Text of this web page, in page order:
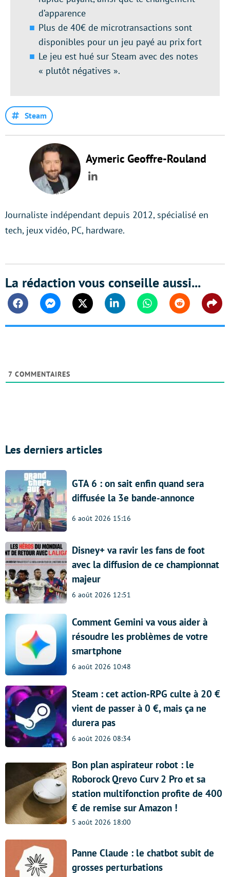
d’apparence
Plus de 40€ de microtransactions sont
disponibles pour un jeu payé au prix fort
Le jeu est hué sur Steam avec des notes
« plutôt négatives ».
Steam
Aymeric Geoffre-Rouland
LinkedIn
Journaliste indépendant depuis 2012, spécialisé en
tech, jeux vidéo, PC, hardware.
La rédaction vous conseille aussi...
FacebookMessengerTwitter Linkedin WhatsappReddit
7 COMMENTAIRES
Les derniers articles
GTA 6 : on sait enfin quand sera
diffusée la 3e bande-annonce
6 août 2026 15:16
Disney+ va ravir les fans de foot
avec la diffusion de ce championnat
majeur
6 août 2026 12:51
Comment Gemini va vous aider à
résoudre les problèmes de votre
smartphone
6 août 2026 10:48
Steam : cet action-RPG culte à 20 €
vient de passer à 0 €, mais ça ne
durera pas
6 août 2026 08:34
Bon plan aspirateur robot : le
Roborock Qrevo Curv 2 Pro et sa
station multifonction profite de 400
€ de remise sur Amazon !
5 août 2026 18:00
Panne Claude : le chatbot subit de
grosses perturbations